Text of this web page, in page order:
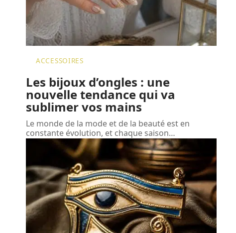
ACCESSOIRES
Les bijoux d’ongles : une
nouvelle tendance qui va
sublimer vos mains
Le monde de la mode et de la beauté est en
constante évolution, et chaque saison…